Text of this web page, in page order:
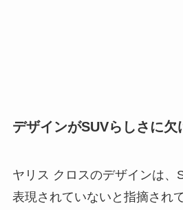
デザインがSUVらしさに欠
ヤリス クロスのデザインは、
表現されていないと指摘され